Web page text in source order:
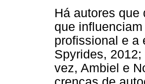
Há autores
que
profissional e a
Spyrides,
vez, Ambiel e